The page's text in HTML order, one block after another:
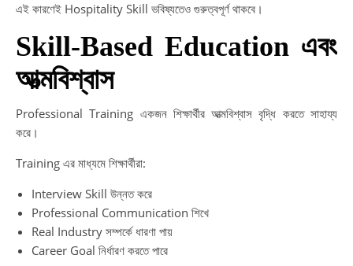
এই কারণেই Hospitality Skill ভবিষ্যতেও গুরুত্বপূর্ণ থাকবে।
Skill-Based Education এবং
আত্মবিশ্বাস
Professional Training একজন শিক্ষার্থীর আত্মবিশ্বাস বৃদ্ধি করতে সাহায্য
করে।
Training এর মাধ্যমে শিক্ষার্থীরা:
Interview Skill উন্নত করে
Professional Communication শিখে
Real Industry সম্পর্কে ধারণা পায়
Career Goal নির্ধারণ করতে পারে